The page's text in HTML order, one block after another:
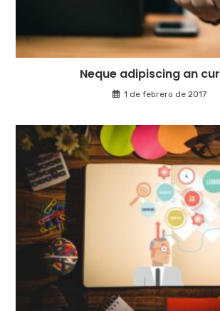
Neque adipiscing an
1 de febrero de 2017